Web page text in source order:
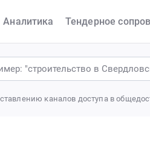
Аналитика Тендерное
каналов доступа в